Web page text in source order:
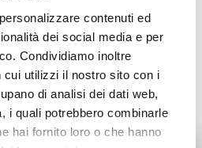
contenuti ed
dei social media e per
Condividiamo inoltre
cui utilizzi il nostro sito con i
di analisi dei dati web,
i quali potrebbero combinarle
hai fornito loro o che hanno